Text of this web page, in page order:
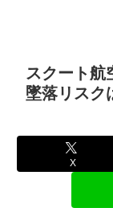
スクート航
墜落リスク
X